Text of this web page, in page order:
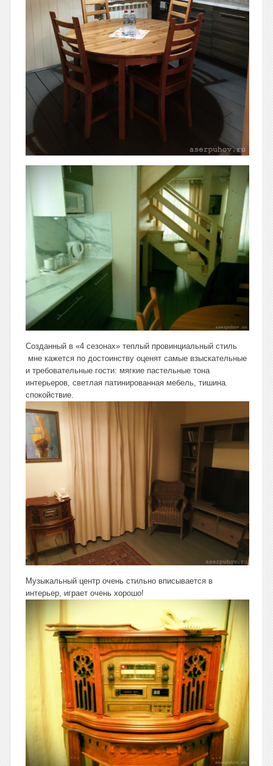
Созданный в «4 сезонах» теплый провинциальный стиль
мне кажется по достоинству оценят самые взыскательные
и требовательные гости: мягкие пастельные тона
интерьеров, светлая патинированная мебель, тишина.
спокойствие.
Музыкальный центр очень стильно вписывается в
интерьер, играет очень хорошо!